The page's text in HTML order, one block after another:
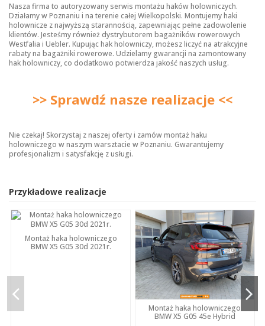
Nasza firma to autoryzowany serwis montażu haków holowniczych.
Działamy w Poznaniu i na terenie całej Wielkopolski. Montujemy haki
holownicze z najwyższą starannością, zapewniając pełne zadowolenie
klientów. Jesteśmy również dystrybutorem bagażników rowerowych
Westfalia i Uebler. Kupując hak holowniczy, możesz liczyć na atrakcyjne
rabaty na bagażniki rowerowe. Udzielamy gwarancji na zamontowany
hak holowniczy, co dodatkowo potwierdza jakość naszych usług.
>> Sprawdź nasze realizacje <<
Nie czekaj! Skorzystaj z naszej oferty i zamów montaż haku
holowniczego w naszym warsztacie w Poznaniu. Gwarantujemy
profesjonalizm i satysfakcję z usługi.
Przykładowe realizacje
Montaż haka holowniczego
BMW X5 G05 30d 2021r.
Montaż haka holowniczego
BMW X5 G05 45e Hybrid